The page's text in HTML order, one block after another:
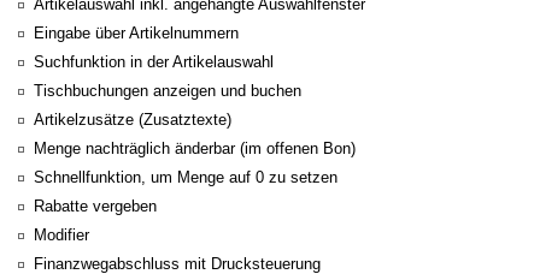
Artikelauswahl inkl. angehängte Auswahlfenster
Eingabe über Artikelnummern
Suchfunktion in der Artikelauswahl
Tischbuchungen anzeigen und buchen
Artikelzusätze (Zusatztexte)
Menge nachträglich änderbar (im offenen Bon)
Schnellfunktion, um Menge auf 0 zu setzen
Rabatte vergeben
Modifier
Finanzwegabschluss mit Drucksteuerung